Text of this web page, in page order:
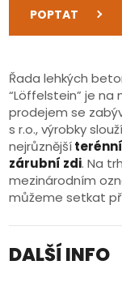
POPTAT
Řada lehkých
“Löffelstein” je na
prodejem se
s r.o., výrobky
nejrůznější
zárubní zdi. Na
mezinárodním
můžeme setkat
DALŠÍ INFO